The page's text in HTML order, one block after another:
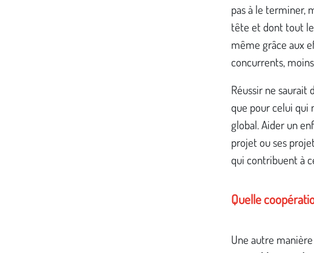
pas à le terminer,
tête et dont tout
même grâce aux
concurrents,
Réussir ne saurait
que pour celui qui
global. Aider un
projet ou ses
qui contribuent à
Quelle
Une autre